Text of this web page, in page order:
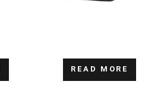
READ MORE